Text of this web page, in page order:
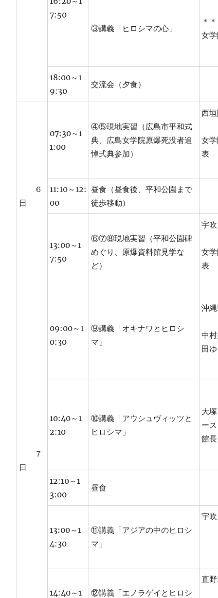
7:50
③講義「ヒロシマの心」
＊
女
18:00～1
9:30
交流会（夕食）
６
日
07:30～1
1:00
④⑤現地実習（広島市平和式
典、広島女学院原爆死没者追
悼式典参加）
西
女
表
11:10～12:
00
昼食（昼食後、平和公園まで
徒歩移動）
13:00～1
7:50
⑥⑦⑧現地実習（平和公園碑
めぐり、原爆資料館見学な
ど）
宇
女
表
７
日
09:00～1
0:30
⑨講義「オキナワとヒロシ
マ」
沖
中
田
10:40～1
2:10
⑩講義「アウシュヴィッツと
ヒロシマ」
大
ー
館長
12:10～1
3:00
昼食
13:00～1
4:30
⑪講義「アジアの中のヒロシ
マ」
宇
14:40～1
⑫講義「エノラゲイとヒロシ
直